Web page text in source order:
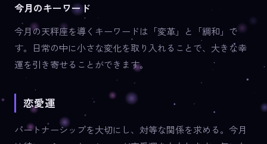
今月のキーワード
今月の天秤座を導くキーワードは「変革」と「調和」で
す。日常の中に小さな変化を取り入れることで、大きな幸
運を引き寄せることができます。
恋愛運
パートナーシップを大切にし、対等な関係を求める。今月